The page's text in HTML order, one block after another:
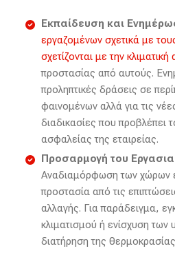
Εκπαίδευση και
εργαζομένων σχετικά με
σχετίζονται με την κλιματική
προστασίας από αυτούς.
προληπτικές δράσεις σε
φαινομένων αλλά για τις
διαδικασίες που προβλέπει
ασφαλείας της εταιρείας.
Προσαρμογή του
Αναδιαμόρφωση των χώρων
προστασία από τις
αλλαγής. Για παράδειγμα,
κλιματισμού ή ενίσχυση των
διατήρηση της